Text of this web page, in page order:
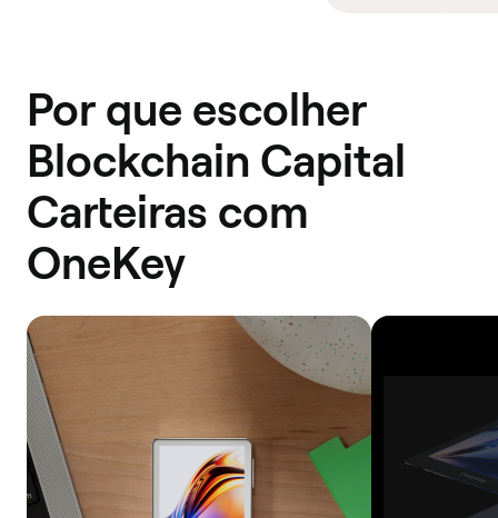
Por que escolher
Blockchain Capital
Carteiras com
OneKey